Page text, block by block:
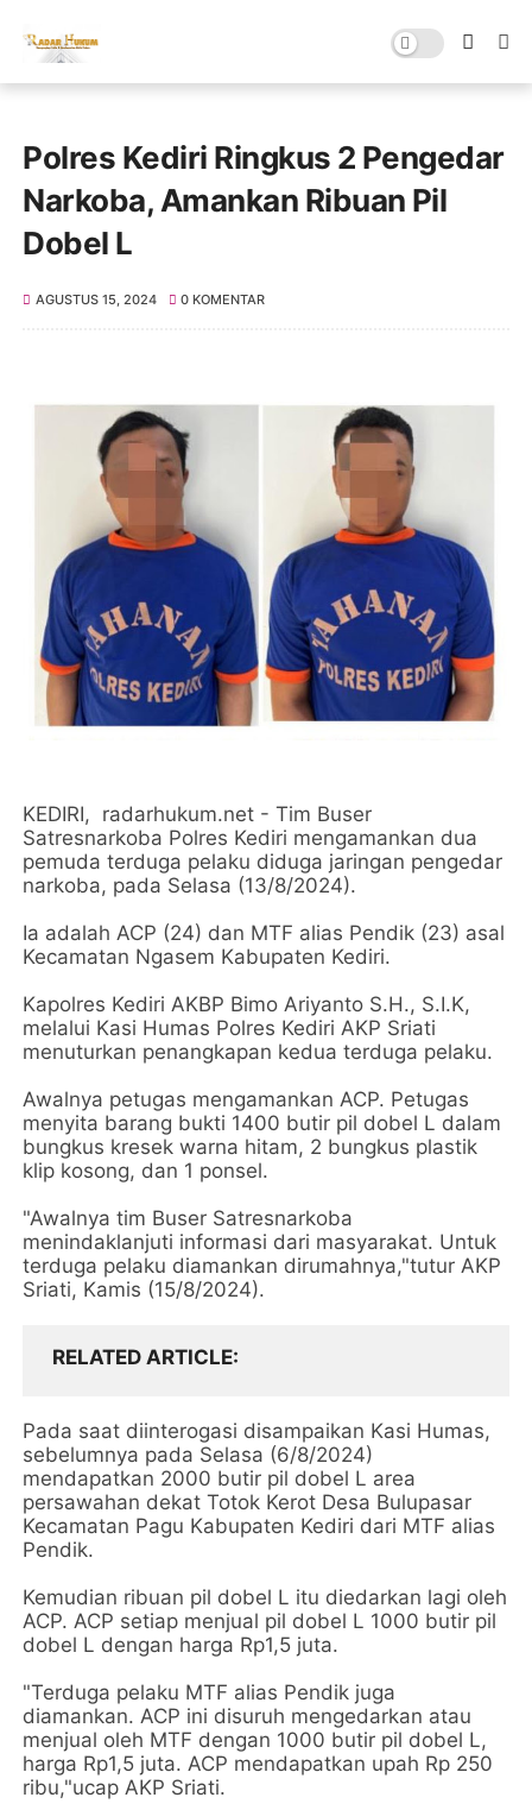
Polres Kediri Ringkus 2 Pengedar
Narkoba, Amankan Ribuan Pil
Dobel L
AGUSTUS 15, 2024 0 KOMENTAR
KEDIRI, radarhukum.net - Tim Buser
Satresnarkoba Polres Kediri mengamankan dua
pemuda terduga pelaku diduga jaringan pengedar
narkoba, pada Selasa (13/8/2024).
Ia adalah ACP (24) dan MTF alias Pendik (23) asal
Kecamatan Ngasem Kabupaten Kediri.
Kapolres Kediri AKBP Bimo Ariyanto S.H., S.I.K,
melalui Kasi Humas Polres Kediri AKP Sriati
menuturkan penangkapan kedua terduga pelaku.
Awalnya petugas mengamankan ACP. Petugas
menyita barang bukti 1400 butir pil dobel L dalam
bungkus kresek warna hitam, 2 bungkus plastik
klip kosong, dan 1 ponsel.
"Awalnya tim Buser Satresnarkoba
menindaklanjuti informasi dari masyarakat. Untuk
terduga pelaku diamankan dirumahnya,"tutur AKP
Sriati, Kamis (15/8/2024).
RELATED ARTICLE
Pada saat diinterogasi disampaikan Kasi Humas,
sebelumnya pada Selasa (6/8/2024)
mendapatkan 2000 butir pil dobel L area
persawahan dekat Totok Kerot Desa Bulupasar
Kecamatan Pagu Kabupaten Kediri dari MTF alias
Pendik.
Kemudian ribuan pil dobel L itu diedarkan lagi oleh
ACP. ACP setiap menjual pil dobel L 1000 butir pil
dobel L dengan harga Rp1,5 juta.
"Terduga pelaku MTF alias Pendik juga
diamankan. ACP ini disuruh mengedarkan atau
menjual oleh MTF dengan 1000 butir pil dobel L,
harga Rp1,5 juta. ACP mendapatkan upah Rp 250
ribu,"ucap AKP Sriati.